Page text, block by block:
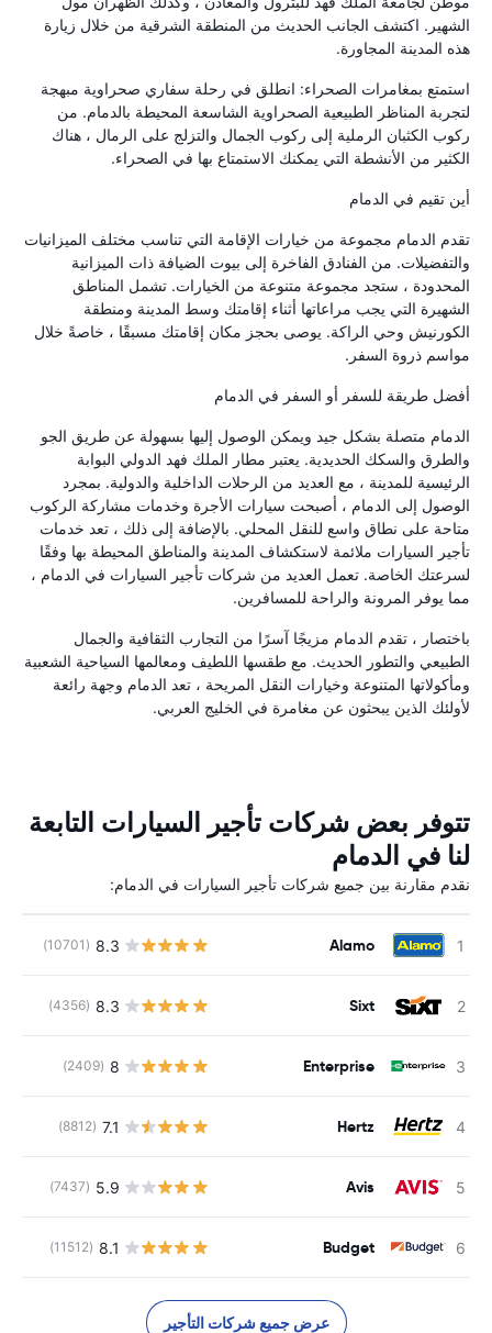
الشهير. اكتشف الجانب الحديث من المنطقة الشرقية من خلال زيارة
هذه المدينة المجاورة.
استمتع بمغامرات الصحراء: انطلق في رحلة سفاري صحراوية مبهجة
لتجربة المناظر الطبيعية الصحراوية الشاسعة المحيطة بالدمام. من
ركوب الكثبان الرملية إلى ركوب الجمال والتزلج على الرمال ، هناك
الكثير من الأنشطة التي يمكنك الاستمتاع بها في الصحراء.
أين تقيم في الدمام
تقدم الدمام مجموعة من خيارات الإقامة التي تناسب مختلف الميزانيات
والتفضيلات. من الفنادق الفاخرة إلى بيوت الضيافة ذات الميزانية
المحدودة ، ستجد مجموعة متنوعة من الخيارات. تشمل المناطق
الشهيرة التي يجب مراعاتها أثناء إقامتك وسط المدينة ومنطقة
الكورنيش وحي الراكة. يوصى بحجز مكان إقامتك مسبقًا ، خاصةً خلال
مواسم ذروة السفر.
أفضل طريقة للسفر أو السفر في الدمام
الدمام متصلة بشكل جيد ويمكن الوصول إليها بسهولة عن طريق الجو
والطرق والسكك الحديدية. يعتبر مطار الملك فهد الدولي البوابة
الرئيسية للمدينة ، مع العديد من الرحلات الداخلية والدولية. بمجرد
الوصول إلى الدمام ، أصبحت سيارات الأجرة وخدمات مشاركة الركوب
متاحة على نطاق واسع للنقل المحلي. بالإضافة إلى ذلك ، تعد خدمات
تأجير السيارات ملائمة لاستكشاف المدينة والمناطق المحيطة بها وفقًا
لسرعتك الخاصة. تعمل العديد من شركات تأجير السيارات في الدمام ،
مما يوفر المرونة والراحة للمسافرين.
باختصار ، تقدم الدمام مزيجًا آسرًا من التجارب الثقافية والجمال
الطبيعي والتطور الحديث. مع طقسها اللطيف ومعالمها السياحية الشعبية
ومأكولاتها المتنوعة وخيارات النقل المريحة ، تعد الدمام وجهة رائعة
لأولئك الذين يبحثون عن مغامرة في الخليج العربي.
تتوفر بعض شركات تأجير السيارات التابعة
لنا في الدمام
نقدم مقارنة بين جميع شركات تأجير السيارات في الدمام:
Alamo
8.3
(10701)
Sixt
8.3
(4356)
Enterprise
8
(2409)
Hertz
7.1
(8812)
Avis
5.9
(7437)
Budget
8.1
(11512)
عرض جميع شركات التأجير